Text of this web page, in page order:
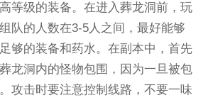
等级的装备。在进入葬龙洞前，玩
队的人数在3-5人之间，最好能够
够的装备和药水。在副本中，首先
龙洞内的怪物包围，因为一旦被包
攻击时要注意控制线路，不要一味